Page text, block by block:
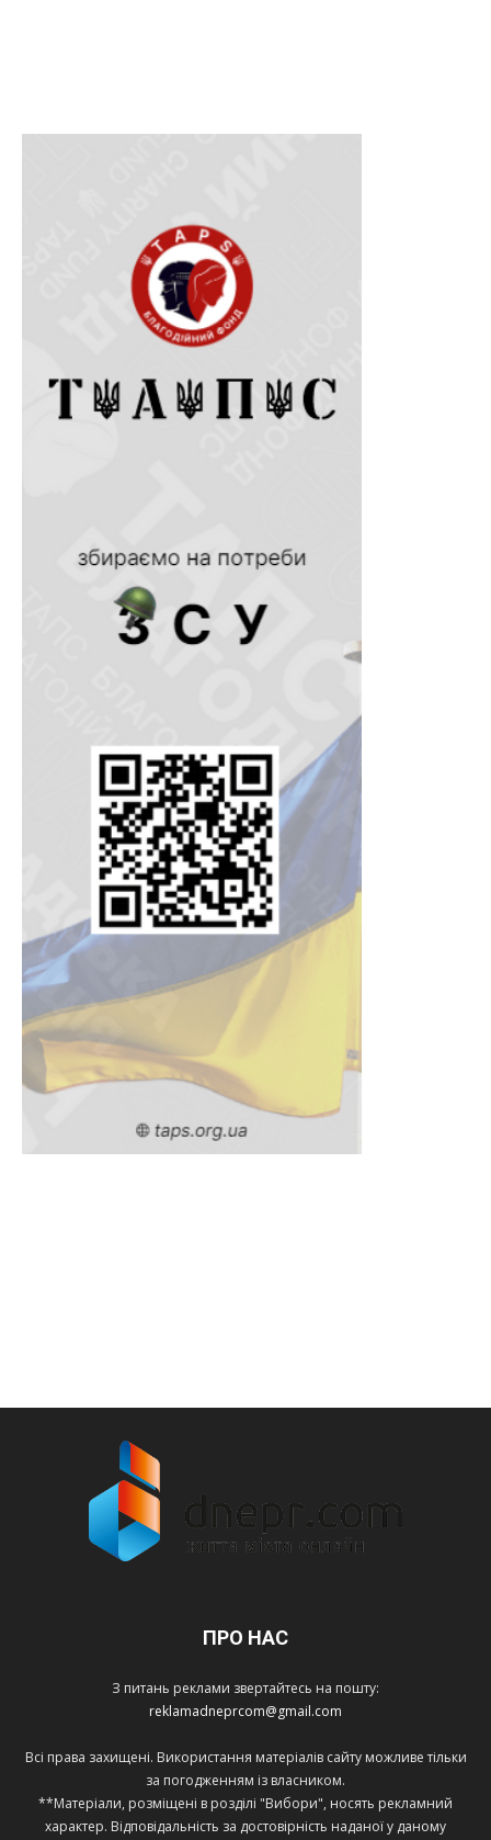
ПРО НАС
З питань реклами звертайтесь на пошту:
reklamadneprcom@gmail.com
Всі права захищені. Використання матеріалів сайту можливе тільки
за погодженням із власником.
**Матеріали, розміщені в розділі "Вибори", носять рекламний
характер. Відповідальність за достовірність наданої у даному